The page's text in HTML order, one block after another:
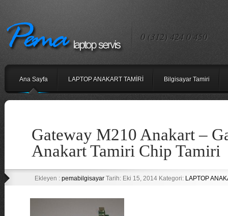
0 (312) 424 0 450
Ana Sayfa LAPTOP ANAKART TAMİRİ Bilgisayar Tamiri
Gateway M210 Anakart –
Anakart Tamiri Chip Tamiri
Ekleyen : pemabilgisayarTarih: Eki 15, 2014 Kategori: LAPTOP